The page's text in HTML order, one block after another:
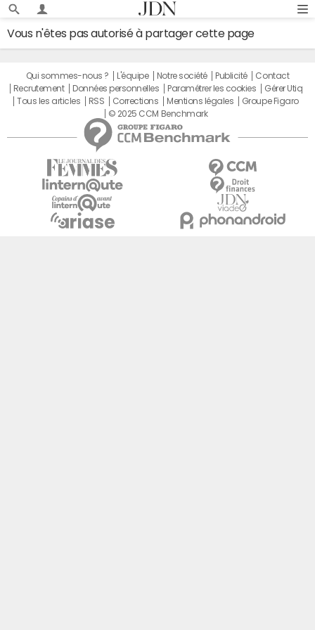
Vous n'êtes pas autorisé à partager cette page
Qui sommes-nous ? L'équipe Notre société Publicité
Contact
Recrutement
Données personnelles Paramétrer les cookies
Gérer Utiq
Tous les articles
RSS Corrections Mentions légales
Groupe Figaro
© 2025 CCM Benchmark